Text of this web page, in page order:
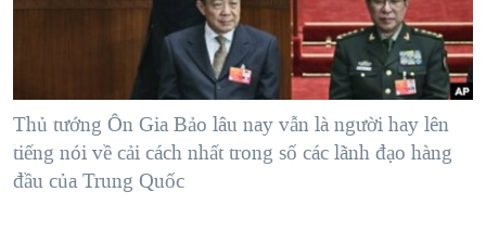
NGƯỜI VIỆT HẢI NGOẠI
KINH TẾ
KHOA HỌC
SỨC KHOẺ
HÀNH TRÌNH BẦU CỬ 2024
MỘT NĂM CHIẾN TRANH TẠI DẢI GAZA
GIẢI MÃ VÀNH ĐAI & CON ĐƯỜNG
NGÀY TỊ NẠN THẾ GIỚI
MẠNG XÃ HỘI
Thủ tướng Ôn Gia Bảo lâu nay vẫn là người hay lên
tiếng nói về cải cách nhất trong số các lãnh đạo hàng
đầu của Trung Quốc